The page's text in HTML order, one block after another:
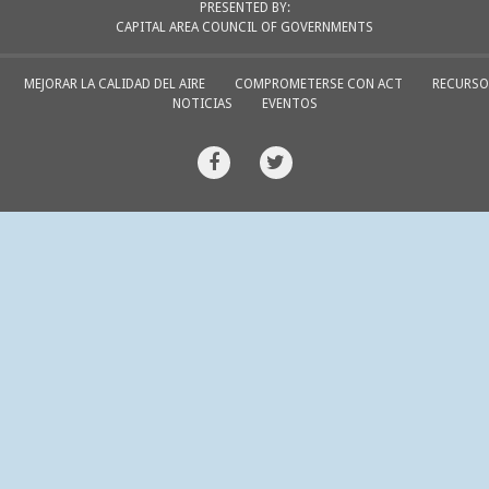
PRESENTED BY:
CAPITAL AREA COUNCIL OF GOVERNMENTS
MEJORAR LA CALIDAD DEL AIRE COMPROMETERSE CON ACT
NOTICIAS
EVENTOS